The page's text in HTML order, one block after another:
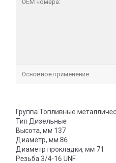
OEM номера:
Основное применение:
Группа Топливные
Тип Дизельные
Высота, мм 137
Диаметр, мм 86
Диаметр прокладки, мм 71
Резьба 3/4-16 UNF